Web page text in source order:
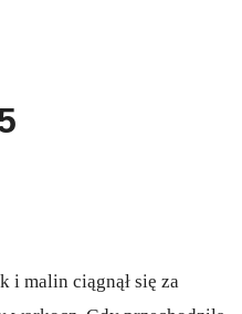
i malin ciągnął się za